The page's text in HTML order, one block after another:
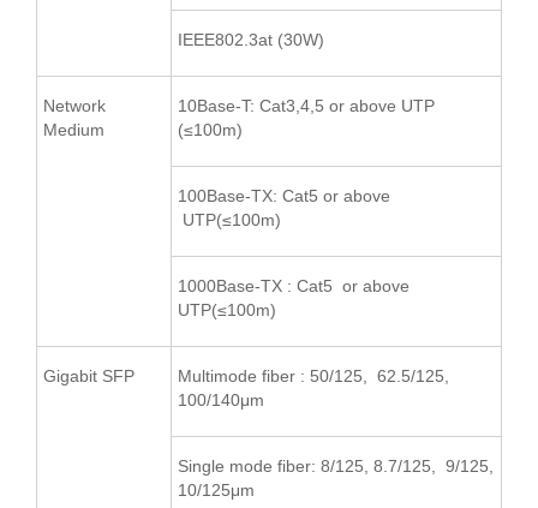
IEEE802.3at (30W)
Network
Medium
10Base-T: Cat3,4,5 or above UTP
(≤100m)
100Base-TX: Cat5 or above
UTP(≤100m)
1000Base-TX : Cat5 or above
UTP(≤100m)
Gigabit SFP
Multimode fiber : 50/125, 62.5/125,
100/140μm
Single mode fiber: 8/125, 8.7/125, 9/125,
10/125μm